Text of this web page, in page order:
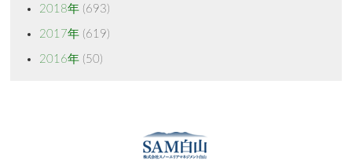
2018年(693)
2017年(619)
2016年(50)